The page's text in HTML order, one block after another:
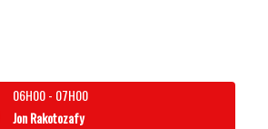
06H00- 07H00
Jon Rakotozafy